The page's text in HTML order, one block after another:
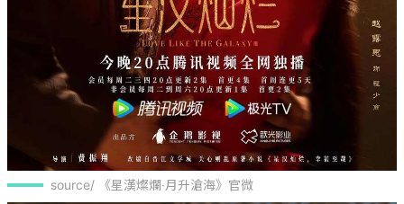
source/ 《星漢燦爛·月升滄海》官微